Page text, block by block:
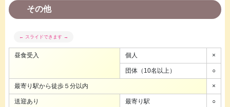
その他
昼食受入 個人 ×
団体（10名以上） ○
最寄り駅から徒歩５分以内 ×
送迎あり 最寄り駅 ○